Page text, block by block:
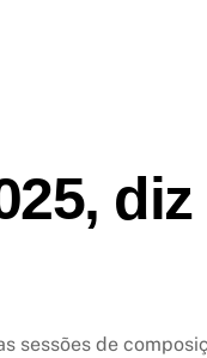
sessões de